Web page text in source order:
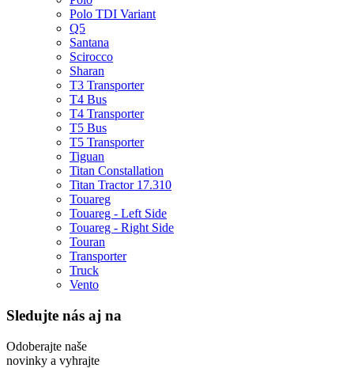
Polo TDI Variant
Q5
Santana
Scirocco
Sharan
T3 Transporter
T4 Bus
T4 Transporter
T5 Bus
T5 Transporter
Tiguan
Titan Constallation
Titan Tractor 17.310
Touareg
Touareg - Left Side
Touareg - Right Side
Touran
Transporter
Truck
Vento
Sledujte nás aj na
Odoberajte naše
novinky a vyhrajte